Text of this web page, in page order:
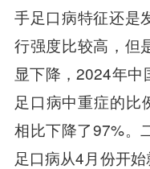
手足口病特征还是
行强度比较高，但
显下降，2024年
足口病中重症的比
相比下降了97%。
足口病从4月份开